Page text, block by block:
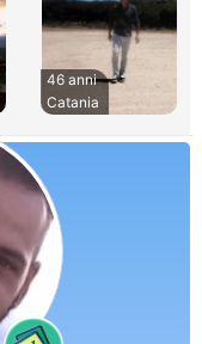
46 anni
Catania